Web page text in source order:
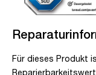
Für dieses Produkt